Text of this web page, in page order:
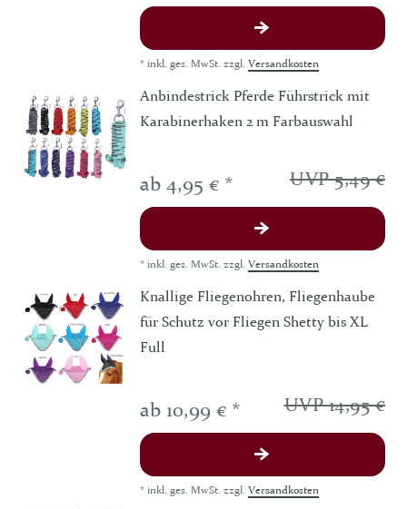
* inkl. ges. MwSt. zzgl. Versandkosten
Anbindestrick Pferde Führstrick mit
Karabinerhaken 2 m Farbauswahl
UVP 5,49 €
ab 4,95 € *
* inkl. ges. MwSt. zzgl. Versandkosten
Knallige Fliegenohren, Fliegenhaube
für Schutz vor Fliegen Shetty bis XL
Full
UVP 14,95 €
ab 10,99 € *
* inkl. ges. MwSt. zzgl. Versandkosten